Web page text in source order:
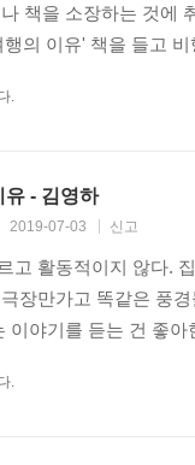
책을 소장하는 것에
의 이유' 책을 들고
.
유 - 김영하
2019-07-03 신고
고 활동적이지 않다.
장만가고 똑같은 풍
이야기를 듣는 건 좋
.